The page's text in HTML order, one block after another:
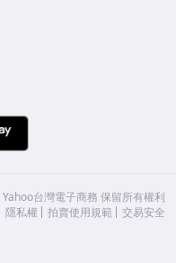
Yahoo台灣電子商務 保留所有權利
隱私權 拍賣使用規範 交易安全